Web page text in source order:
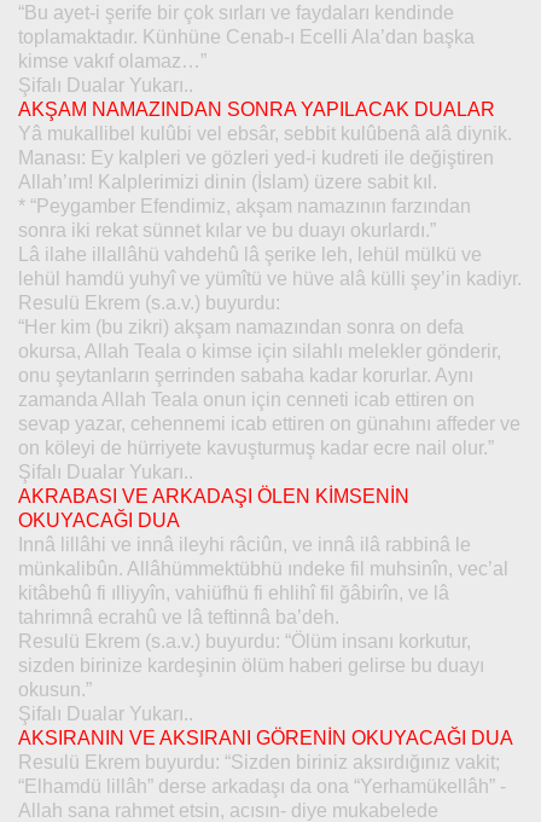
“Bu ayet-i şerife bir çok sırları ve faydaları kendinde
toplamaktadır. Künhüne Cenab-ı Ecelli Ala’dan başka
kimse vakıf olamaz…”
Şifalı Dualar Yukarı..
AKŞAM NAMAZINDAN SONRA YAPILACAK DUALAR
Yâ mukallibel kulûbi vel ebsâr, sebbit kulûbenâ alâ diynik.
Manası: Ey kalpleri ve gözleri yed-i kudreti ile değiştiren
Allah’ım! Kalplerimizi dinin (İslam) üzere sabit kıl.
* “Peygamber Efendimiz, akşam namazının farzından
sonra iki rekat sünnet kılar ve bu duayı okurlardı.”
Lâ ilahe illallâhü vahdehû lâ şerike leh, lehül mülkü ve
lehül hamdü yuhyî ve yümîtü ve hüve alâ külli şey’in kadiyr.
Resulü Ekrem (s.a.v.) buyurdu:
“Her kim (bu zikri) akşam namazından sonra on defa
okursa, Allah Teala o kimse için silahlı melekler gönderir,
onu şeytanların şerrinden sabaha kadar korurlar. Aynı
zamanda Allah Teala onun için cenneti icab ettiren on
sevap yazar, cehennemi icab ettiren on günahını affeder ve
on köleyi de hürriyete kavuşturmuş kadar ecre nail olur.”
Şifalı Dualar Yukarı..
AKRABASI VE ARKADAŞI ÖLEN KİMSENİN
OKUYACAĞI DUA
Innâ lillâhi ve innâ ileyhi râciûn, ve innâ ilâ rabbinâ le
münkalibûn. Allâhümmektübhü ındeke fil muhsinîn, vec’al
kitâbehû fi ılliyyîn, vahiüfhü fi ehlihî fil ğâbirîn, ve lâ
tahrimnâ ecrahû ve lâ teftinnâ ba’deh.
Resulü Ekrem (s.a.v.) buyurdu: “Ölüm insanı korkutur,
sizden birinize kardeşinin ölüm haberi gelirse bu duayı
okusun.”
Şifalı Dualar Yukarı..
AKSIRANIN VE AKSIRANI GÖRENİN OKUYACAĞI DUA
Resulü Ekrem buyurdu: “Sizden biriniz aksırdığınız vakit;
“Elhamdü lillâh” derse arkadaşı da ona “Yerhamükellâh” -
Allah sana rahmet etsin, acısın- diye mukabelede